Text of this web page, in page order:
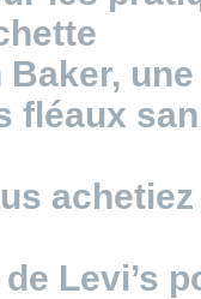
Baker,
fléaux
Levi’s